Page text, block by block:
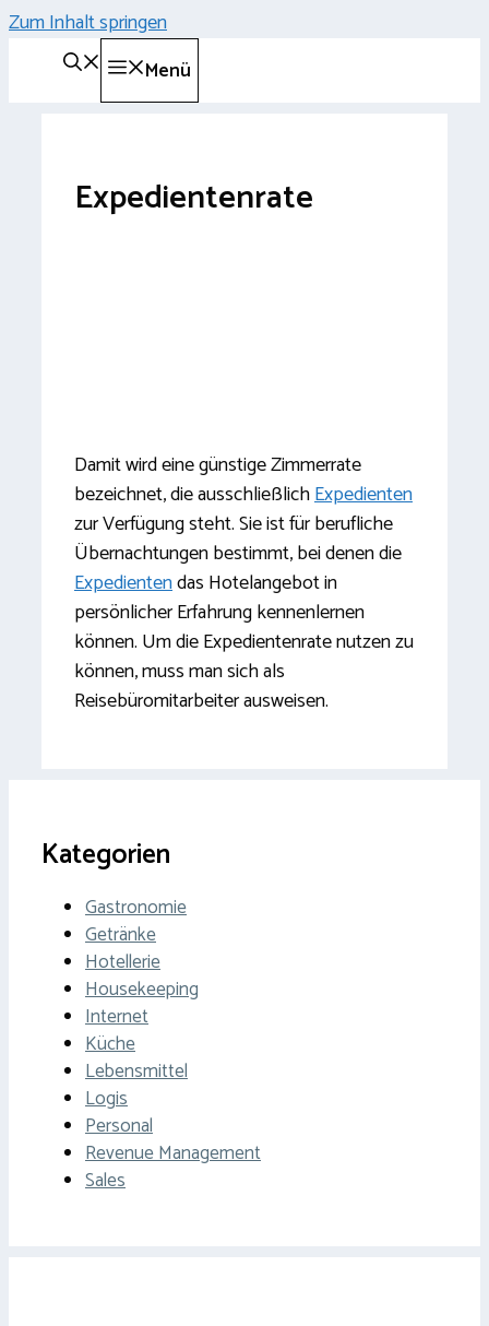
Zum Inhalt springen
Menü
Expedientenrate
Damit wird eine günstige Zimmerrate
bezeichnet, die ausschließlichExpedienten
zur Verfügung steht.Sie ist für berufliche
Übernachtungen bestimmt, bei denen die
Expedientendas Hotelangebot in
persönlicher Erfahrung kennenlernen
können. Um die Expedientenrate nutzen zu
können, muss man sich als
Reisebüromitarbeiter ausweisen.
Kategorien
Gastronomie
Getränke
Hotellerie
Housekeeping
Internet
Küche
Lebensmittel
Logis
Personal
Revenue Management
Sales